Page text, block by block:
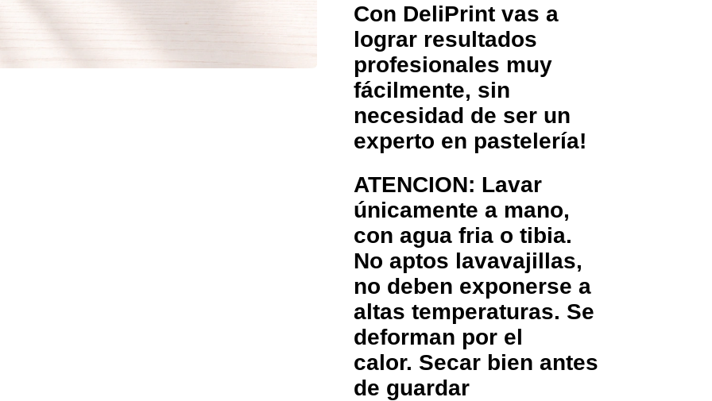
Con DeliPrint vas a
lograr resultados
profesionales muy
fácilmente, sin
necesidad de ser un
experto en pastelería!
ATENCION: Lavar
únicamente a mano,
con agua fria o tibia.
No aptos lavavajillas,
no deben exponerse a
altas temperaturas. Se
deforman por el
calor. Secar bien antes
de guardar